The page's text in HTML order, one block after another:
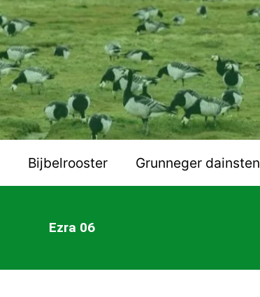
Bijbelrooster Grunneger dainsten
Ezra 06